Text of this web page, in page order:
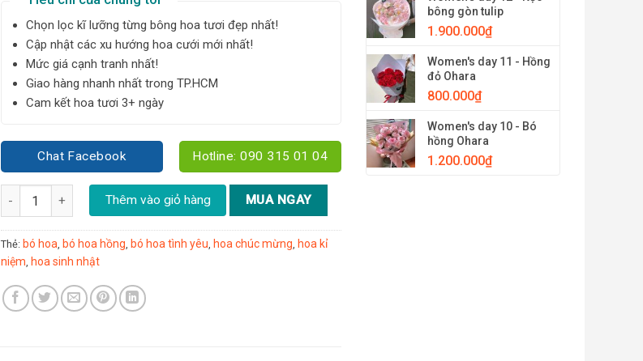
bông gòn tulip
1.900.000₫
Women's day 11 - Hồng
đỏ Ohara
800.000₫
Women's day 10 - Bó
hồng Ohara
1.200.000₫
Chọn lọc kĩ lưỡng từng bông hoa tươi đẹp nhất!
Cập nhật các xu hướng hoa cưới mới nhất!
Mức giá cạnh tranh nhất!
Giao hàng nhanh nhất trong TP.HCM
Cam kết hoa tươi 3+ ngày
Chat Facebook Hotline: 090 315 01 04
Bó hoa hồng Shimmer size L - Y024 số lượng
Thêm vào giỏ hàng MUA NGAY
Thẻ: bó hoa, bó hoa hồng, bó hoa tình yêu, hoa chúc mừng, hoa kỉ
niệm, hoa sinh nhật